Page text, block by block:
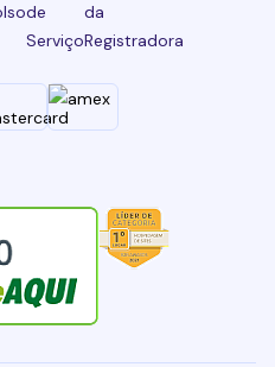
de
Serviço
da
Registradora